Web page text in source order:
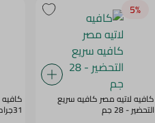
5‎%‎
كافيه لاتيه مصر كافيه سريع
التحضير - 28 جم
31جرام